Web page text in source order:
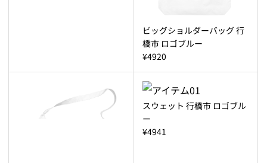
ビッグショルダーバッグ 行
橋市 ロゴブルー
¥4920
スウェット 行橋市 ロゴブル
ー
¥4941